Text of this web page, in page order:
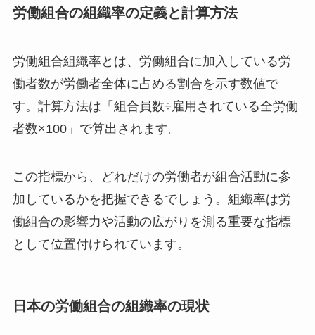
労働組合の組織率の定義と計算方法
労働組合組織率とは、労働組合に加入している労
働者数が労働者全体に占める割合を示す数値で
す。計算方法は「組合員数÷雇用されている全労働
者数×100」で算出されます。
この指標から、どれだけの労働者が組合活動に参
加しているかを把握できるでしょう。組織率は労
働組合の影響力や活動の広がりを測る重要な指標
として位置付けられています。
日本の労働組合の組織率の現状